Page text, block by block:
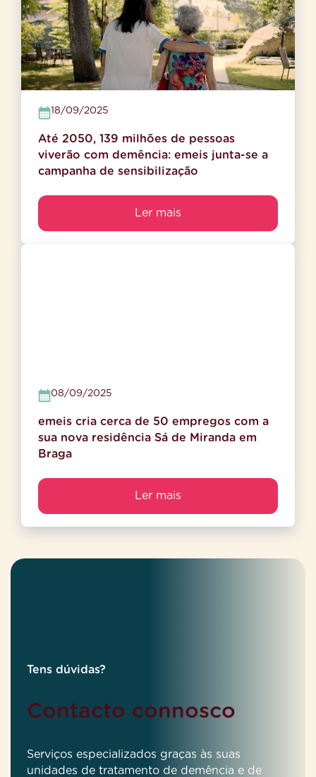
18/09/2025
Até 2050, 139 milhões de pessoas
viverão com demência: emeis junta-se a
campanha de sensibilização
Ler mais
08/09/2025
emeis cria cerca de 50 empregos com a
sua nova residência Sá de Miranda em
Braga
Ler mais
Tens dúvidas?
Contacto connosco
Serviços especializados graças às suas
unidades de tratamento de demência e de